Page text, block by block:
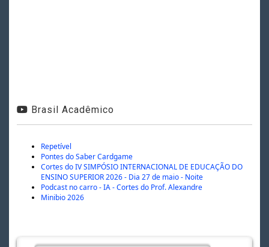
Brasil Acadêmico
Repetível
Pontes do Saber Cardgame
Cortes do IV SIMPÓSIO INTERNACIONAL DE EDUCAÇÃO DO
ENSINO SUPERIOR 2026 - Dia 27 de maio - Noite
Podcast no carro - IA - Cortes do Prof. Alexandre
Minibio 2026